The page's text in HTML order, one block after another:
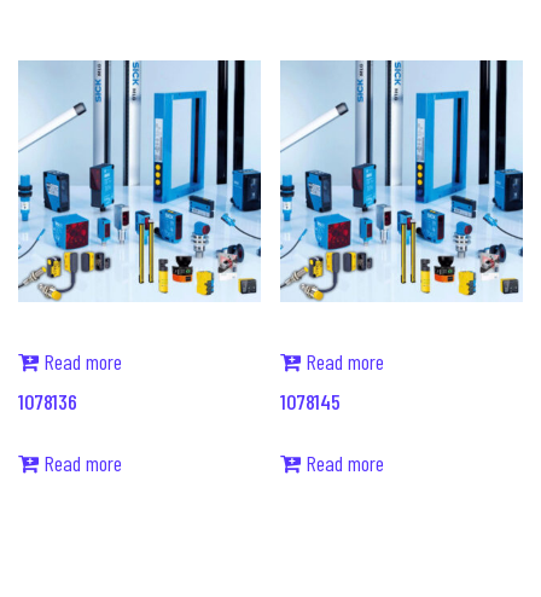
Read more
1078136
Read more
Read more
1078145
Read more